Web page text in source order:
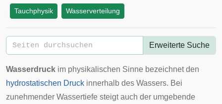
Tauchphysik Wasserverteilung
Erweiterte Suche
Wasserdruck im physikalischen Sinne bezeichnet den
hydrostatischen Druck innerhalb des Wassers. Bei
zunehmender Wassertiefe steigt auch der umgebende